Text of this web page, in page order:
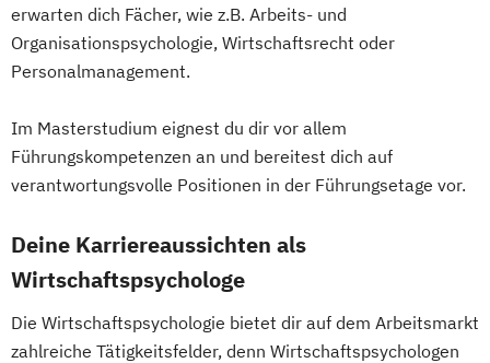
erwarten dich Fächer, wie z.B. Arbeits- und
Organisationspsychologie, Wirtschaftsrecht oder
Personalmanagement.
Im Masterstudium eignest du dir vor allem
Führungskompetenzen an und bereitest dich auf
verantwortungsvolle Positionen in der Führungsetage vor.
Deine Karriereaussichten als
Wirtschaftspsychologe
Die Wirtschaftspsychologie bietet dir auf dem Arbeitsmarkt
zahlreiche Tätigkeitsfelder, denn Wirtschaftspsychologen